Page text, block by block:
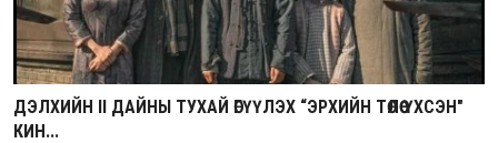
ДЭЛХИЙН II ДАЙНЫ ТУХАЙ ӨГҮҮЛЭХ “ЭРХИЙН ТӨЛӨӨ ҮХСЭН"
КИН...